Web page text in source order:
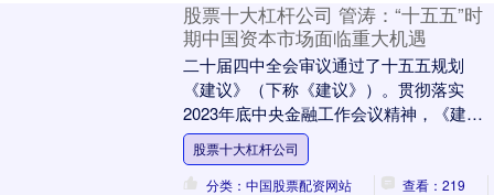
股票十大杠杆公司 管涛：“十五五”时
期中国资本市场面临重大机遇
二十届四中全会审议通过了十五五规划
《建议》（下称《建议》）。贯彻落实
2023年底中央金融工作会议精神，《建
议》对加快建设金融强国做了进一步细化
部署。证监会主席吴....
股票十大杠杆公司
分类：中国股票配资网站
查看：219